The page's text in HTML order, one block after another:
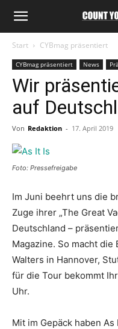
Start CYBmag präsentiert
CYBmag präsentiert News
Wir
auf
Von Redaktion - 17. April 2019
Foto: Pressefreigabe
Im Juni beehrt uns die
Zuge ihrer „The Great
Deutschland –
Magazine. So macht
Walters in Hannover,
für die Tour bekommt
Uhr.
Mit im Gepäck haben